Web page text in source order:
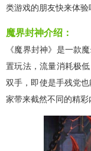
类游戏的朋友快来体验
魔界封神介绍：
《魔界封神》是一款
置玩法，流量消耗极
双手，即使是手残党
家带来截然不同的精彩